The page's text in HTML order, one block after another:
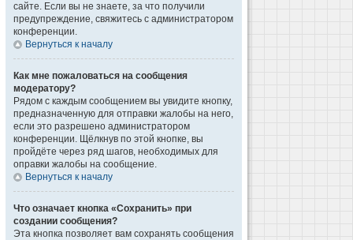
сайте. Если вы не знаете, за что получили
предупреждение, свяжитесь с администратором
конференции.
Вернуться к началу
Как мне пожаловаться на сообщения
модератору?
Рядом с каждым сообщением вы увидите кнопку,
предназначенную для отправки жалобы на него,
если это разрешено администратором
конференции. Щёлкнув по этой кнопке, вы
пройдёте через ряд шагов, необходимых для
оправки жалобы на сообщение.
Вернуться к началу
Что означает кнопка «Сохранить» при
создании сообщения?
Эта кнопка позволяет вам сохранять сообщения